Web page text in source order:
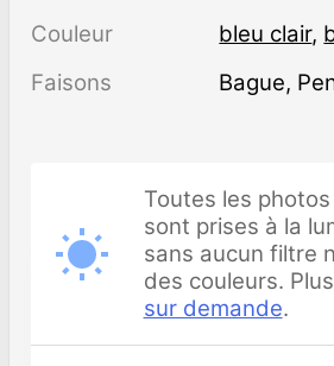
Couleur
bleu clair,
Faisons
Bague,
Toutes les
sont prises à la
sans aucun filtre
des couleurs.
sur demande.